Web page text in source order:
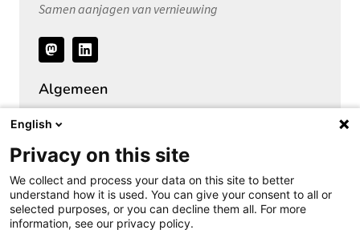
Samen aanjagen van vernieuwing
Volg
ons
Algemeen
Over het Privacy Expertise Centrum
SURF Privacy Community
SURF Vendor Compliance (DPIA)
Security Expertise Centrum
Vacatures bij SURF
English
Privacy on this site
We collect and process your data on this site to better
understand how it is used. You can give your consent to all or
selected purposes, or you can decline them all. For more
information, see our privacy policy.